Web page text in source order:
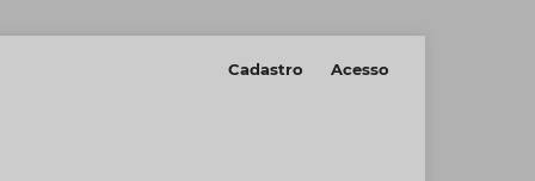
Cadastro Acesso